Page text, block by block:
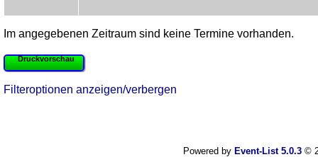
Im angegebenen Zeitraum sind keine Termine vorhanden.
Druckvorschau
Filteroptionen anzeigen/verbergen
Powered by Event-List 5.0.3©